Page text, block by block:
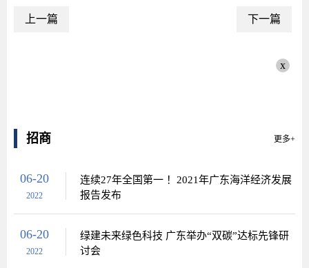
上一篇 下一篇
x
招商 更多+
06-20
2022
连续27年全国第一 ！2021年广东海洋经济发展
报告发布
06-20
2022
绿建未来绿色科技 广东举办“双碳”达标先锋研
讨会